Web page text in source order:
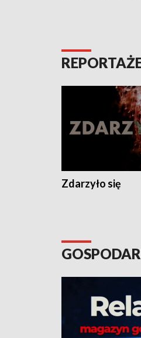
Zdarzyło się